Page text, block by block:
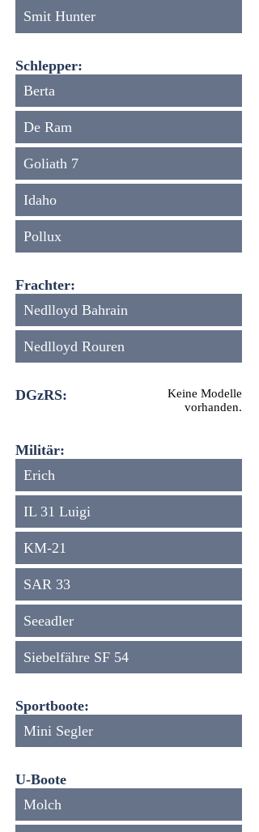
Smit Hunter
Schlepper:
Berta
De Ram
Goliath 7
Idaho
Pollux
Frachter:
Nedlloyd Bahrain
Nedlloyd Rouren
DGzRS:
Keine Modelle
vorhanden.
Militär:
Erich
IL 31 Luigi
KM-21
SAR 33
Seeadler
Siebelfähre SF 54
Sportboote:
Mini Segler
U-Boote
Molch